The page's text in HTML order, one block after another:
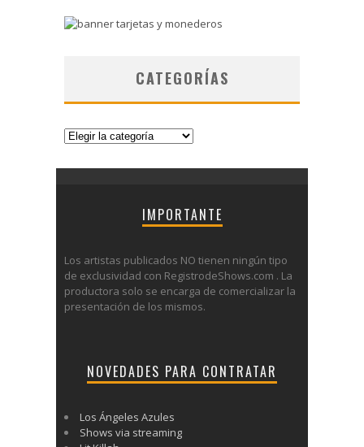
CATEGORÍAS
Categorías
IMPORTANTE
Los artistas publicados NO tienen ningún tipo
de exclusividad con RegistrodeShows.com . La
productora solo se encarga de comercializar la
presentación de los mismos.
NOVEDADES PARA CONTRATAR
Los Ángeles Azules
Shows via streaming